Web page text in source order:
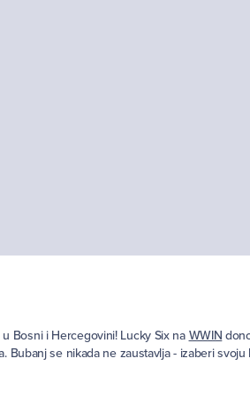
Bosni i Hercegovini! Lucky Six naWWIN
se nikada ne zaustavlja - izaberi